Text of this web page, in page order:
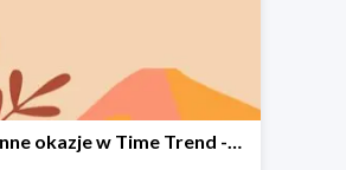
Jesienne okazje w Time Trend -10%